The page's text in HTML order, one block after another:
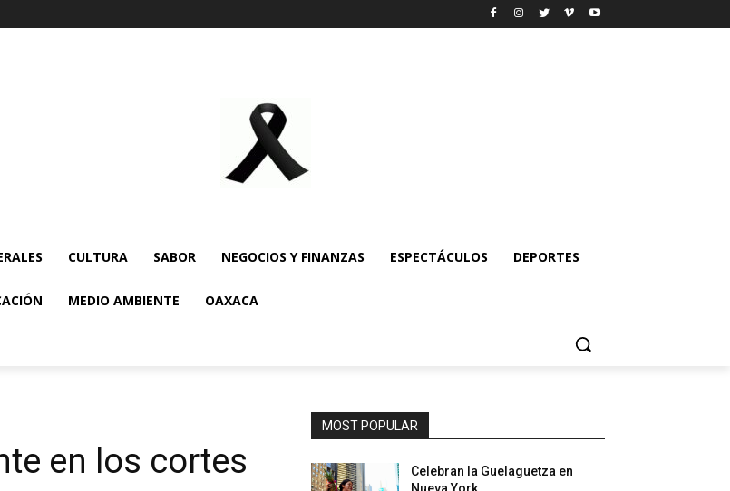
CULTURA SABOR NEGOCIOS Y FINANZAS ESPECTÁCULOS DEPORTES
MEDIO AMBIENTE OAXACA
en los cortes
MOST POPULAR
Celebran la Guelaguetza en